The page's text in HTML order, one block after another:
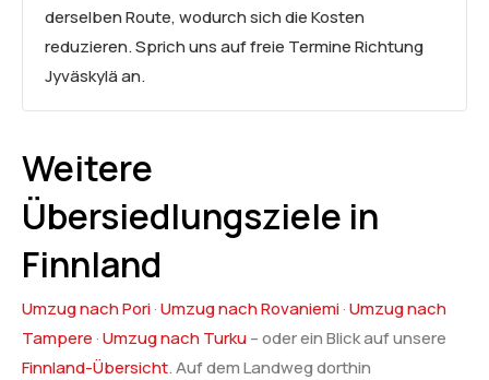
derselben Route, wodurch sich die Kosten
reduzieren. Sprich uns auf freie Termine Richtung
Jyväskylä an.
Weitere
Übersiedlungsziele in
Finnland
Umzug nach Pori·Umzug nach Rovaniemi·Umzug nach
Tampere ·Umzug nach Turku– oder ein Blick auf unsere
Finnland-Übersicht. Auf dem Landweg dorthin